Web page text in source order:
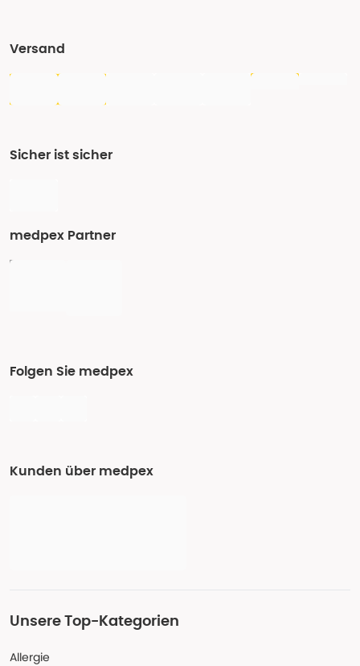
Versand
Sicher ist sicher
medpex Partner
Folgen Sie medpex
Kunden über medpex
Unsere Top-Kategorien
Allergie